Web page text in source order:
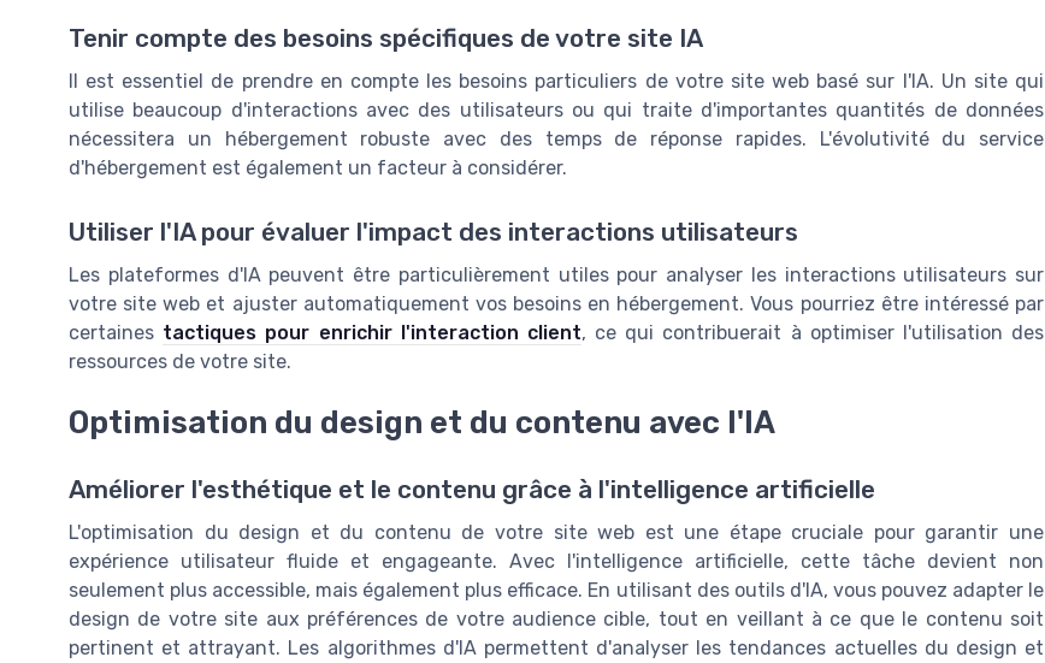
Tenir compte des besoins spécifiques de votre site IA
Il est essentiel de prendre en compte les besoins particuliers de votre site web basé sur l'IA. Un site qui
utilise beaucoup d'interactions avec des utilisateurs ou qui traite d'importantes quantités de données
nécessitera un hébergement robuste avec des temps de réponse rapides. L'évolutivité du service
d'hébergement est également un facteur à considérer.
Utiliser l'IA pour évaluer l'impact des interactions utilisateurs
Les plateformes d'IA peuvent être particulièrement utiles pour analyser les interactions utilisateurs sur
votre site web et ajuster automatiquement vos besoins en hébergement. Vous pourriez être intéressé par
certaines tactiques pour enrichir l'interaction client, ce qui contribuerait à optimiser l'utilisation des
ressources de votre site.
Optimisation du design et du contenu avec l'IA
Améliorer l'esthétique et le contenu grâce à l'intelligence artificielle
L'optimisation du design et du contenu de votre site web est une étape cruciale pour garantir une
expérience utilisateur fluide et engageante. Avec l'intelligence artificielle, cette tâche devient non
seulement plus accessible, mais également plus efficace. En utilisant des outils d'IA, vous pouvez adapter le
design de votre site aux préférences de votre audience cible, tout en veillant à ce que le contenu soit
pertinent et attrayant. Les algorithmes d'IA permettent d'analyser les tendances actuelles du design et